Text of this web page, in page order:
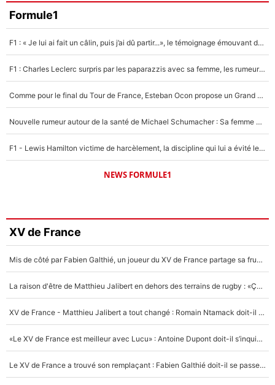
Formule1
F1 : « Je lui ai fait un câlin, puis j’ai dû partir...», le témoignage émouvant de Max Verstappen sur sa fille
F1 : Charles Leclerc surpris par les paparazzis avec sa femme, les rumeurs étaient vraies !
Comme pour le final du Tour de France, Esteban Ocon propose un Grand Prix de Formule 1 à Paris : «Autour de l’Arc de Triomphe, ce serait génial» !
Nouvelle rumeur autour de la santé de Michael Schumacher : Sa femme Corinna sort du silence
F1 - Lewis Hamilton victime de harcèlement, la discipline qui lui a évité le pire : «J'aurais probablement mal tourné»
NEWS FORMULE1
XV de France
Mis de côté par Fabien Galthié, un joueur du XV de France partage sa frustration : «ils ne me l’ont pas dit tout de suite»
La raison d'être de Matthieu Jalibert en dehors des terrains de rugby : «Ça m'atteint autant que si tu touches à un membre de ma famille»
XV de France - Matthieu Jalibert a tout changé : Romain Ntamack doit-il s’inquiéter pour sa place à un an de la Coupe du monde ?
«Le XV de France est meilleur avec Lucu» : Antoine Dupont doit-il s’inquiéter pour sa place ?
Le XV de France a trouvé son remplaçant : Fabien Galthié doit-il se passer d'Antoine Dupont ?